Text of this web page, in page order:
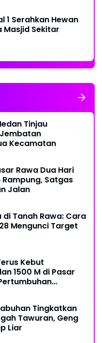
1 Serahkan Hewan
Masjid Sekitar
Tinjau
Kecamatan
Rawa Dua Hari
Satgas
Jalan
Tanah Rawa: Cara
Mengunci Target
Kebut
1500 M di Pasar
Tingkatkan
Tawuran, Geng
Liar